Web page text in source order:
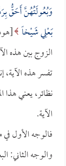
وَبُعُولَتُهُنَّ أَحَقُّ
بَعْلِي شَيْخاً
الزوج بين هذه
تفسر هذه الآية،
نظائر، يعني هذا
الآية.
فالوجه الأول
والوجه الثاني: